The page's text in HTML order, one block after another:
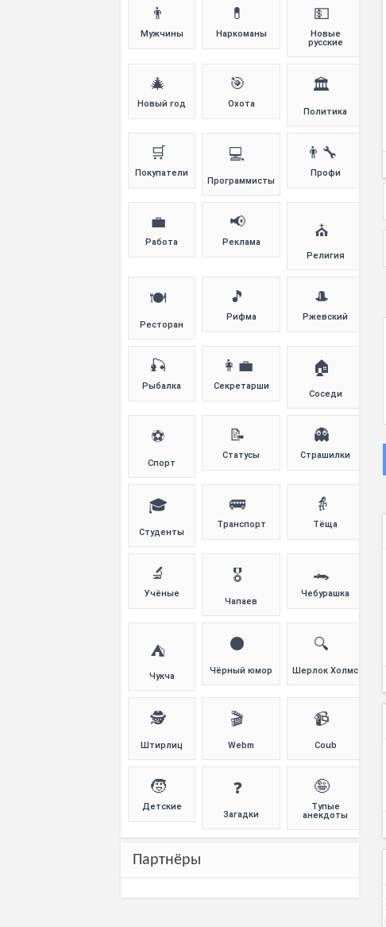
👨
Мужчины
💊
Наркоманы
💵
Новые
русские
🎄
Новый год
🎯
Охота
🏛️
Политика
🛒
Покупатели
💻
Программисты
👨‍🔧
Профи
💼
Работа
📢
Реклама
⛪
Религия
🍽️
Ресторан
🎵
Рифма
🎩
Ржевский
🎣
Рыбалка
👩‍💼
Секретарши
🏠
Соседи
⚽
Спорт
📝
Статусы
👻
Страшилки
🎓
Студенты
🚌
Транспорт
👵
Тёща
🔬
Учёные
🎖️
Чапаев
🐊
Чебурашка
⛺
Чукча
⚫
Чёрный юмор
🔍
Шерлок Холмс
🕵️
Штирлиц
🎬
Webm
📹
Coub
🧒
Детские
❓
Загадки
🤪
Тупые
анекдоты
Партнёры